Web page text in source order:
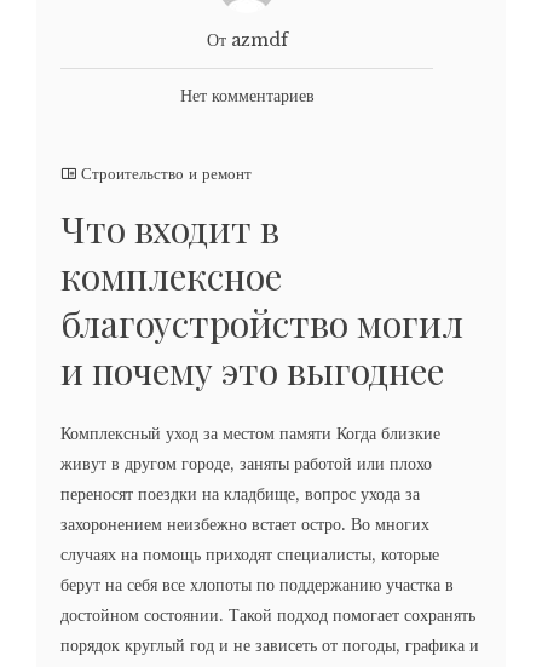
От azmdf
Нет комментариев
Строительство и ремонт
Что входит в
комплексное
благоустройство могил
и почему это выгоднее
Комплексный уход за местом памяти Когда близкие
живут в другом городе, заняты работой или плохо
переносят поездки на кладбище, вопрос ухода за
захоронением неизбежно встает остро. Во многих
случаях на помощь приходят специалисты, которые
берут на себя все хлопоты по поддержанию участка в
достойном состоянии. Такой подход помогает сохранять
порядок круглый год и не зависеть от погоды, графика и